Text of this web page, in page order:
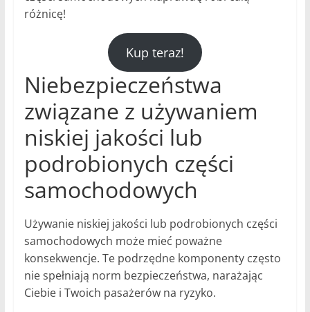
różnicę!
Kup teraz!
Niebezpieczeństwa
związane z używaniem
niskiej jakości lub
podrobionych części
samochodowych
Używanie niskiej jakości lub podrobionych części
samochodowych może mieć poważne
konsekwencje. Te podrzędne komponenty często
nie spełniają norm bezpieczeństwa, narażając
Ciebie i Twoich pasażerów na ryzyko.